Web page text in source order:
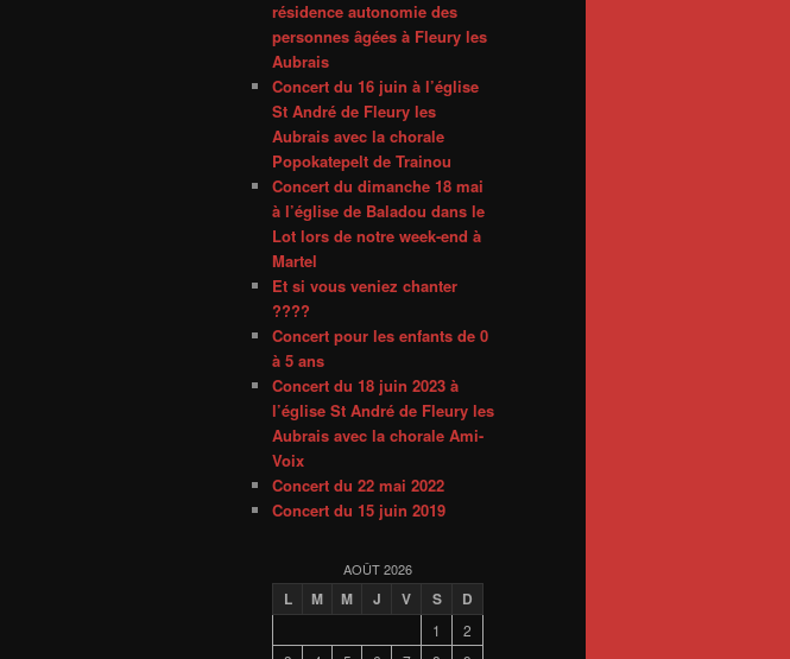
résidence autonomie des
personnes âgées à Fleury les
Aubrais
Concert du 16 juin à l’église
St André de Fleury les
Aubrais avec la chorale
Popokatepelt de Trainou
Concert du dimanche 18 mai
à l’église de Baladou dans le
Lot lors de notre week-end à
Martel
Et si vous veniez chanter
????
Concert pour les enfants de 0
à 5 ans
Concert du 18 juin 2023 à
l’église St André de Fleury les
Aubrais avec la chorale Ami-
Voix
Concert du 22 mai 2022
Concert du 15 juin 2019
AOÛT 2026
L M M J V S D
1
2